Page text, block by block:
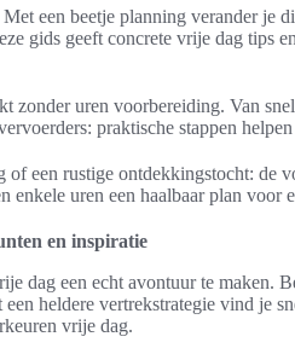
een beetje planning verander je
gids geeft concrete vrije dag tips
zonder uren voorbereiding. Van
praktische stappen
een rustige ontdekkingstocht: de
enkele uren een haalbaar plan voor
en inspiratie
dag een echt avontuur te maken.
heldere vertrekstrategie vind je
vrije dag.